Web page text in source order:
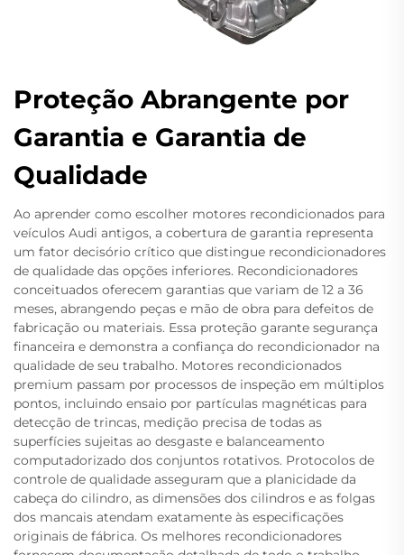
Proteção Abrangente por
Garantia e Garantia de
Qualidade
Ao aprender como escolher motores recondicionados para
veículos Audi antigos, a cobertura de garantia representa
um fator decisório crítico que distingue recondicionadores
de qualidade das opções inferiores. Recondicionadores
conceituados oferecem garantias que variam de 12 a 36
meses, abrangendo peças e mão de obra para defeitos de
fabricação ou materiais. Essa proteção garante segurança
financeira e demonstra a confiança do recondicionador na
qualidade de seu trabalho. Motores recondicionados
premium passam por processos de inspeção em múltiplos
pontos, incluindo ensaio por partículas magnéticas para
detecção de trincas, medição precisa de todas as
superfícies sujeitas ao desgaste e balanceamento
computadorizado dos conjuntos rotativos. Protocolos de
controle de qualidade asseguram que a planicidade da
cabeça do cilindro, as dimensões dos cilindros e as folgas
dos mancais atendam exatamente às especificações
originais de fábrica. Os melhores recondicionadores